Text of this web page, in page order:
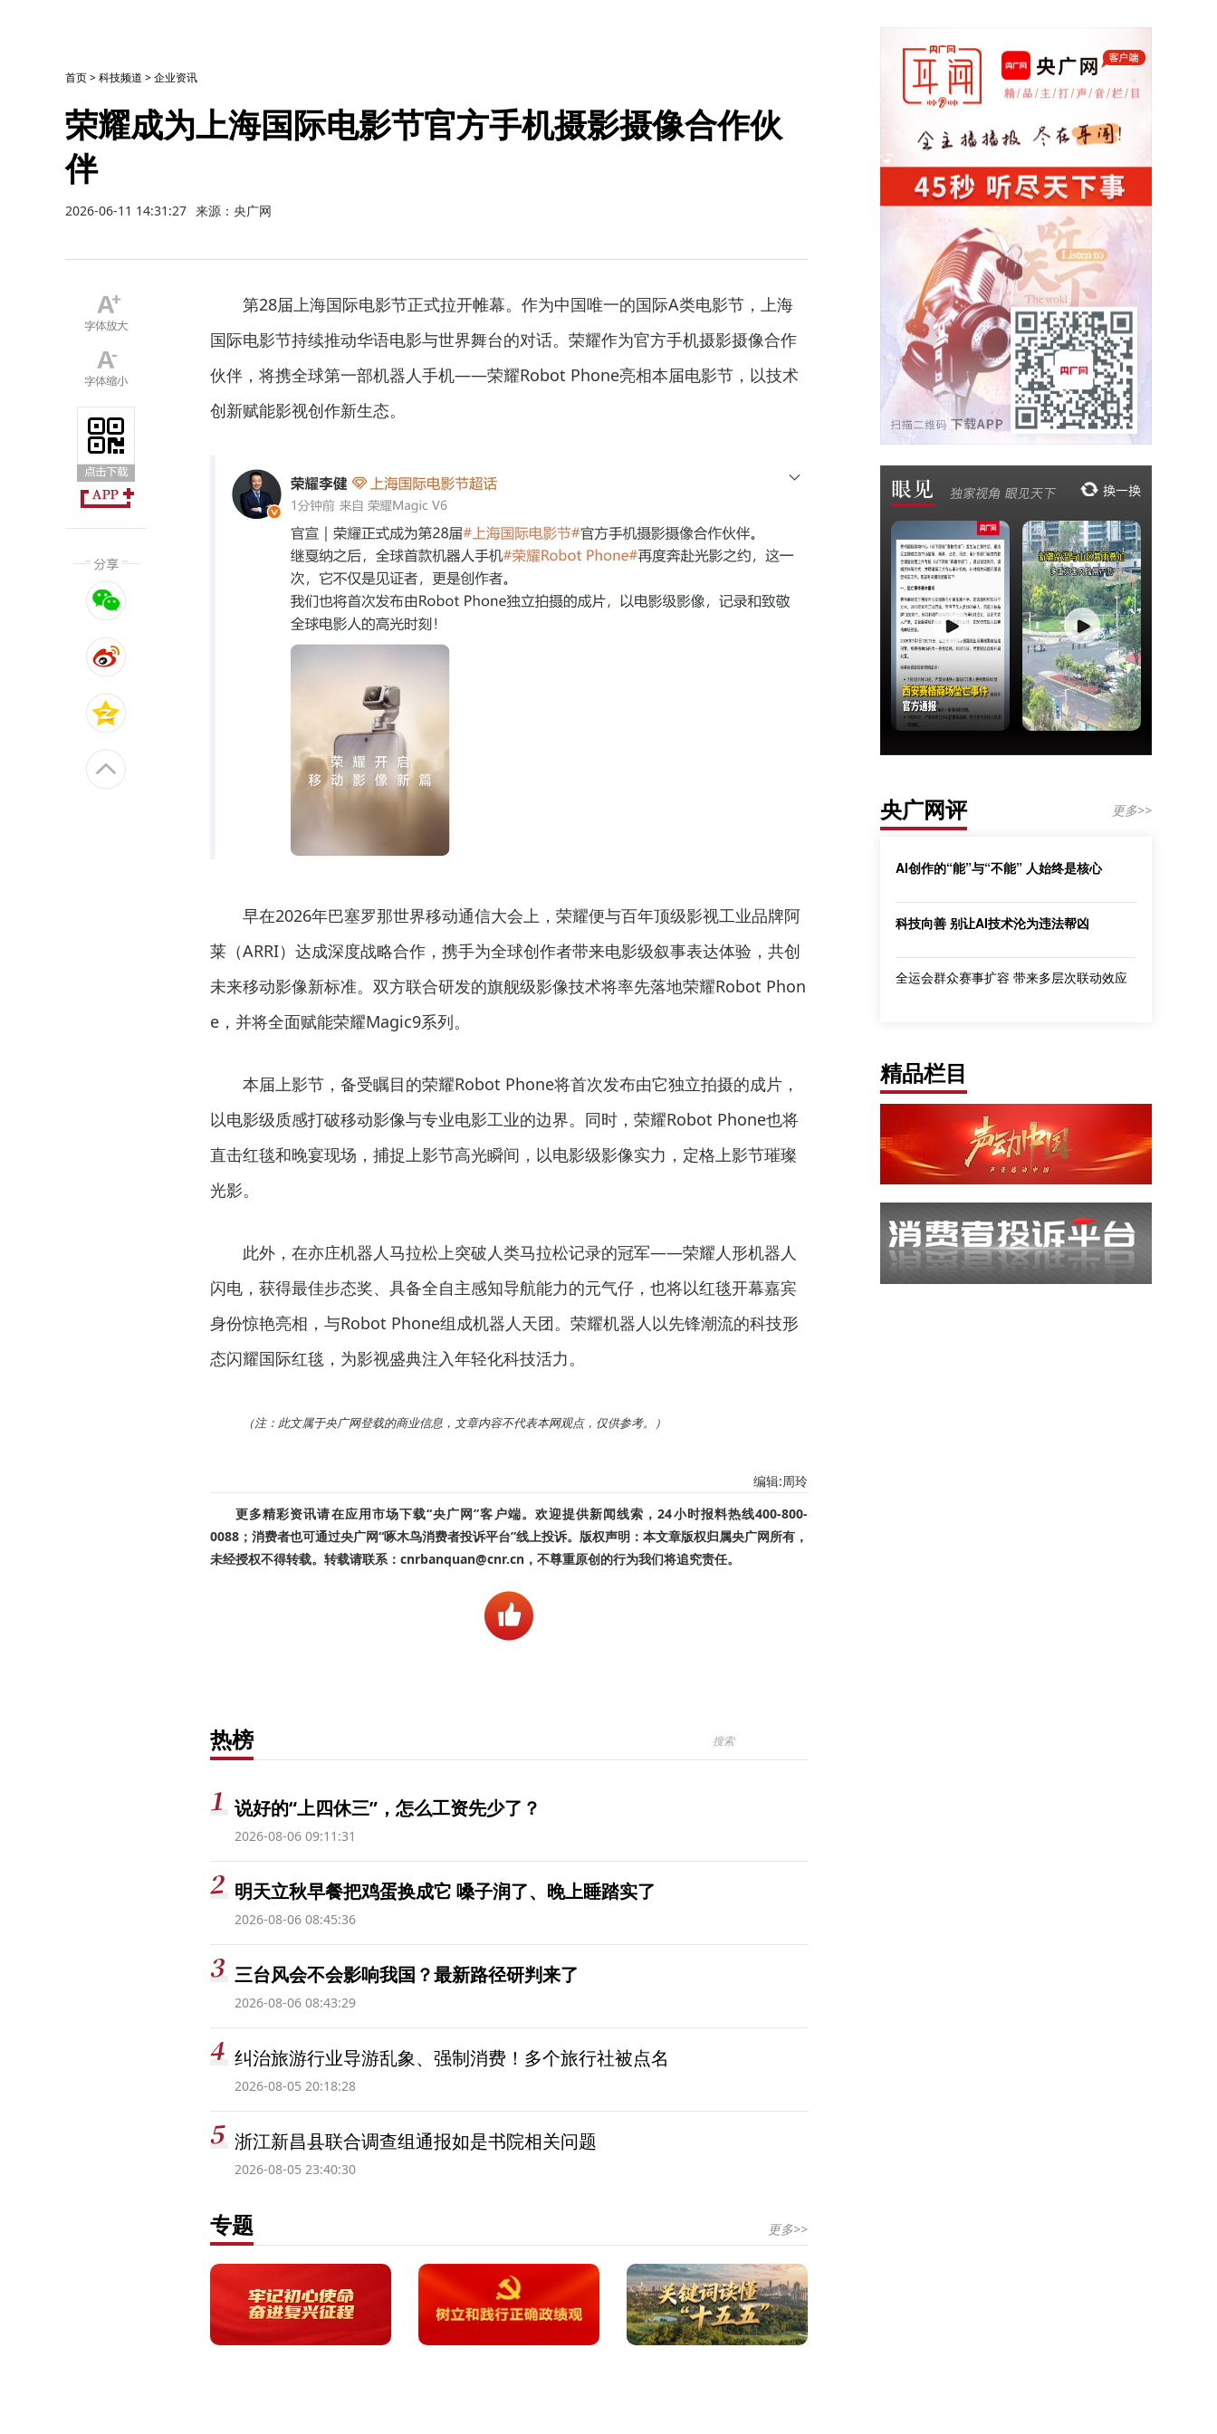
首页>科技频道 >企业资讯
荣耀成为上海国际电影节官方手机摄影摄像合作伙
伴
2026-06-11 14:31:27 来源：央广网
第28届上海国际电影节正式拉开帷幕。作为中国唯一的国际A类电影节，上海
国际电影节持续推动华语电影与世界舞台的对话。荣耀作为官方手机摄影摄像合作
伙伴，将携全球第一部机器人手机——荣耀Robot Phone亮相本届电影节，以技术
创新赋能影视创作新生态。
早在2026年巴塞罗那世界移动通信大会上，荣耀便与百年顶级影视工业品牌阿
莱（ARRI）达成深度战略合作，携手为全球创作者带来电影级叙事表达体验，共创
未来移动影像新标准。双方联合研发的旗舰级影像技术将率先落地荣耀Robot Phon
e，并将全面赋能荣耀Magic9系列。
本届上影节，备受瞩目的荣耀Robot Phone将首次发布由它独立拍摄的成片，
以电影级质感打破移动影像与专业电影工业的边界。同时，荣耀Robot Phone也将
直击红毯和晚宴现场，捕捉上影节高光瞬间，以电影级影像实力，定格上影节璀璨
光影。
此外，在亦庄机器人马拉松上突破人类马拉松记录的冠军——荣耀人形机器人
闪电，获得最佳步态奖、具备全自主感知导航能力的元气仔，也将以红毯开幕嘉宾
身份惊艳亮相，与Robot Phone组成机器人天团。荣耀机器人以先锋潮流的科技形
态闪耀国际红毯，为影视盛典注入年轻化科技活力。
（注：此文属于央广网登载的商业信息，文章内容不代表本网观点，仅供参考。）
编辑:周玲
更多精彩资讯请在应用市场下载“央广网”客户端。欢迎提供新闻线索，24小时报料热线400-800-
0088；消费者也可通过央广网“啄木鸟消费者投诉平台”线上投诉。版权声明：本文章版权归属央广网所有，
未经授权不得转载。转载请联系：cnrbanquan@cnr.cn，不尊重原创的行为我们将追究责任。
热榜
说好的“上四休三”，怎么工资先少了？
2026-08-06 09:11:31
明天立秋早餐把鸡蛋换成它 嗓子润了、晚上睡踏实了
2026-08-06 08:45:36
三台风会不会影响我国？最新路径研判来了
2026-08-06 08:43:29
纠治旅游行业导游乱象、强制消费！多个旅行社被点名
2026-08-05 20:18:28
浙江新昌县联合调查组通报如是书院相关问题
2026-08-05 23:40:30
专题 更多>>
央广网评 更多>>
AI创作的“能”与“不能” 人始终是核心
科技向善 别让AI技术沦为违法帮凶
全运会群众赛事扩容 带来多层次联动效应
精品栏目